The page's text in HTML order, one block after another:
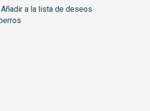
Añadir a la lista de deseos